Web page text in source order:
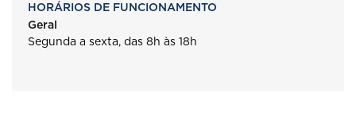
HORÁRIOS DE FUNCIONAMENTO
Geral
Segunda a sexta, das 8h às 18h